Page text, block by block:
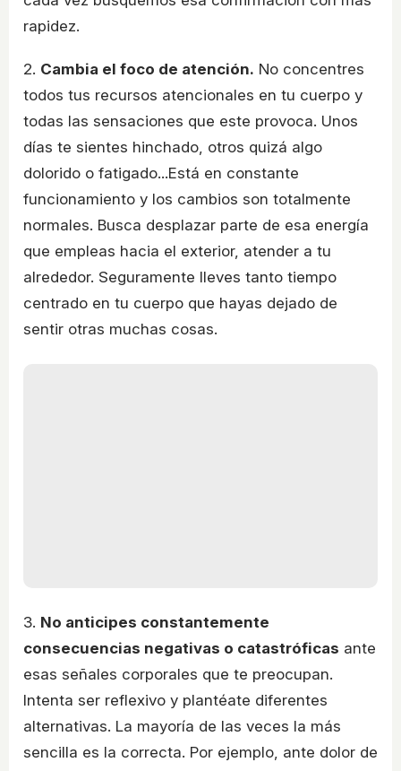
rapidez.
2. Cambia el foco de atención. No concentres
todos tus recursos atencionales en tu cuerpo y
todas las sensaciones que este provoca. Unos
días te sientes hinchado, otros quizá algo
dolorido o fatigado...Está en constante
funcionamiento y los cambios son totalmente
normales. Busca desplazar parte de esa energía
que empleas hacia el exterior, atender a tu
alrededor. Seguramente lleves tanto tiempo
centrado en tu cuerpo que hayas dejado de
sentir otras muchas cosas.
3. No anticipes constantemente
consecuencias negativas o catastróficas ante
esas señales corporales que te preocupan.
Intenta ser reflexivo y plantéate diferentes
alternativas. La mayoría de las veces la más
sencilla es la correcta. Por ejemplo, ante dolor de